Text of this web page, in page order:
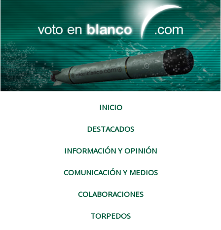
INICIO
DESTACADOS
INFORMACIÓN Y OPINIÓN
COMUNICACIÓN Y MEDIOS
COLABORACIONES
TORPEDOS